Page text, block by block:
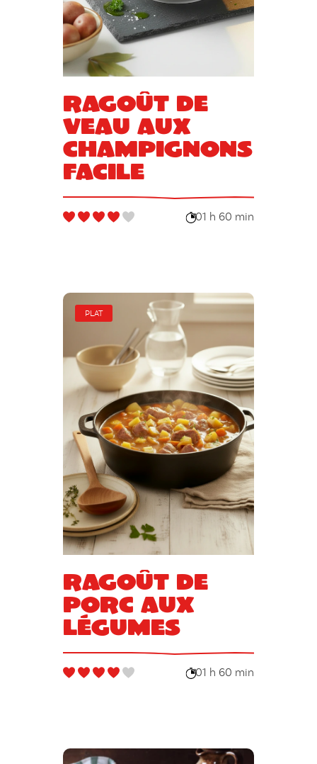
Ragoût de
veau aux
champignons
facile
01 h 60 min
PLAT
Ragoût de
porc aux
légumes
01 h 60 min